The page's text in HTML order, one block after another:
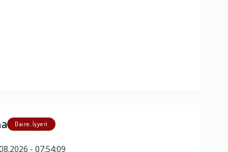
Daire, İşyeri
- 07:54:09